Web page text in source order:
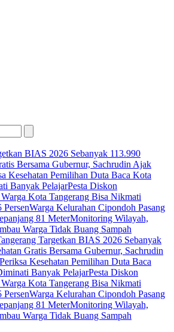
BIAS 2026 Sebanyak 113.990
Bersama Gubernur, Sachrudin Ajak
Kesehatan Pemilihan Duta Baca Kota
Banyak PelajarPesta Diskon
Kota Tangerang Bisa Nikmati
Warga Kelurahan Cipondoh Pasang
81 MeterMonitoring Wilayah,
Warga Tidak Buang Sampah
Targetkan BIAS 2026 Sebanyak
Gratis Bersama Gubernur, Sachrudin
Kesehatan Pemilihan Duta Baca
Banyak PelajarPesta Diskon
Kota Tangerang Bisa Nikmati
Warga Kelurahan Cipondoh Pasang
81 MeterMonitoring Wilayah,
Warga Tidak Buang Sampah